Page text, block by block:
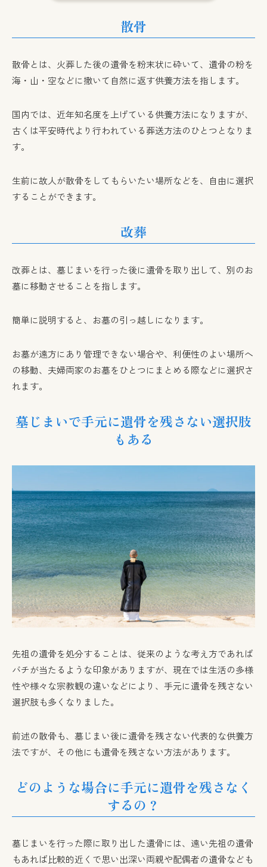
散骨
散骨とは、火葬した後の遺骨を粉末状に砕いて、遺骨の粉を
海・山・空などに撒いて自然に返す供養方法を指します。
国内では、近年知名度を上げている供養方法になりますが、
古くは平安時代より行われている葬送方法のひとつとなりま
す。
生前に故人が散骨をしてもらいたい場所などを、自由に選択
することができます。
改葬
改葬とは、墓じまいを行った後に遺骨を取り出して、別のお
墓に移動させることを指します。
簡単に説明すると、お墓の引っ越しになります。
お墓が遠方にあり管理できない場合や、利便性のよい場所へ
の移動、夫婦両家のお墓をひとつにまとめる際などに選択さ
れます。
墓じまいで手元に遺骨を残さない選択肢
もある
先祖の遺骨を処分することは、従来のような考え方であれば
バチが当たるような印象がありますが、現在では生活の多様
性や様々な宗教観の違いなどにより、手元に遺骨を残さない
選択肢も多くなりました。
前述の散骨も、墓じまい後に遺骨を残さない代表的な供養方
法ですが、その他にも遺骨を残さない方法があります。
どのような場合に手元に遺骨を残さなく
するの？
墓じまいを行った際に取り出した遺骨には、遠い先祖の遺骨
もあれば比較的近くで思い出深い両親や配偶者の遺骨なども